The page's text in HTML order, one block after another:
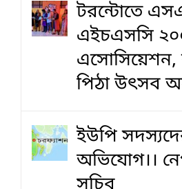
টরন্টোতে
এইচএসসি
এসোসিয়েশন,
পিঠা উৎসব
ইউপি
অভিযোগ।।